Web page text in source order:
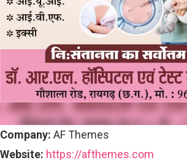
Company: AF Themes
Website: https://afthemes.com